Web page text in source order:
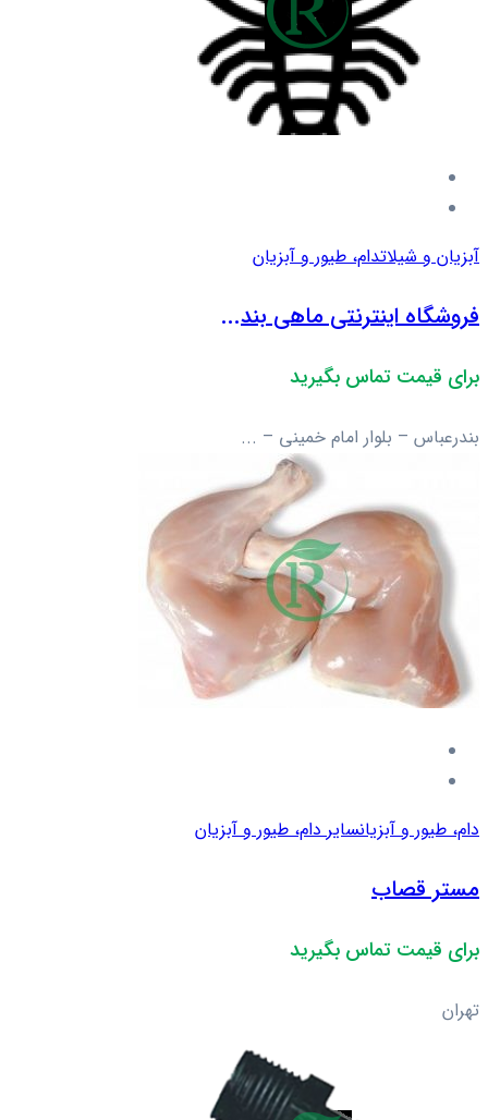
آبزیان و شیلاتدام، طیور و آبزیان
فروشگاه اینترنتی ماهی بند...
برای قیمت تماس بگیرید
بندرعباس – بلوار امام خمینی – ...
دام، طیور و آبزیانسایر دام، طیور و آبزیان
مستر قصاب
برای قیمت تماس بگیرید
تهران